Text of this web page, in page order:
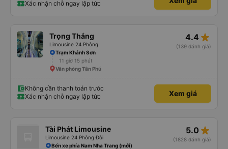
tiếp nhận. " khách hàng thân thiết nhiều năm của nhà xe từ thời sinh viên"
Xác nhận chỗ ngay lập tức
Trọng Thắng
Limousine 24 Phòng
4.4 star_rate
(139 đánh giá)
Trạm Khánh Sơn
11 giờ 15 phút
Văn phòng Tân Phú
Không cần thanh toán trước
Xác nhận chỗ ngay lập tức
Xem giá
Tài Phát Limousine
Limousine 24 Phòng Đôi
5.0 star_rate
(1828 đánh giá)
Bến xe phía Nam Nha Trang (mới)